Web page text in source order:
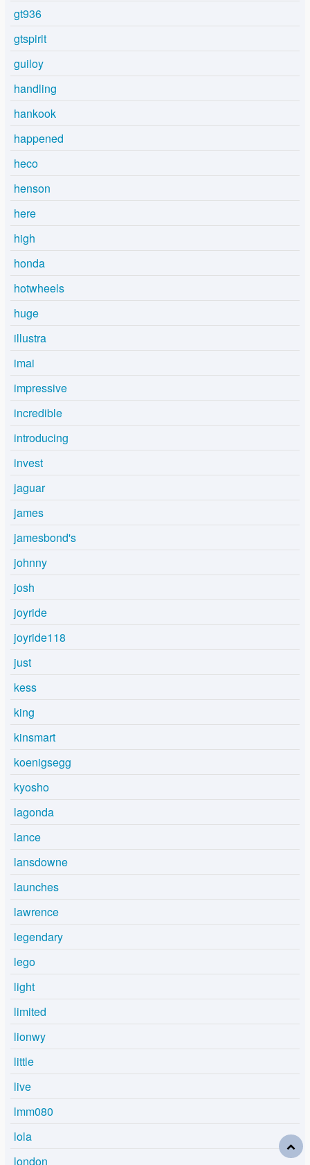
gt936
gtspirit
guiloy
handling
hankook
happened
heco
henson
here
high
honda
hotwheels
huge
illustra
imai
impressive
incredible
introducing
invest
jaguar
james
jamesbond's
johnny
josh
joyride
joyride118
just
kess
king
kinsmart
koenigsegg
kyosho
lagonda
lance
lansdowne
launches
lawrence
legendary
lego
light
limited
lionwy
little
live
lmm080
lola
london